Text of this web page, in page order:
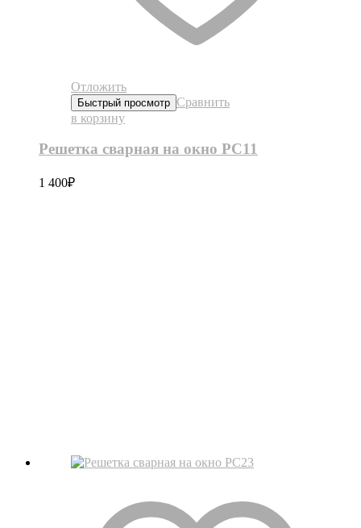
Отложить
Быстрый просмотр Сравнить
в корзину
Решетка сварная на окно РС11
1 400₽